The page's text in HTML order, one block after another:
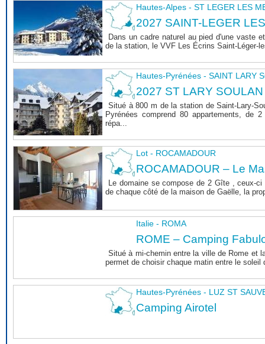
Hautes-Alpes - ST LEGER LES
2027 SAINT-LEGER
Dans un cadre naturel au pied d'une vaste
de la station, le VVF Les Écrins Saint-Léger-
Hautes-Pyrénées - SAINT LARY
2027 ST LARY SOULAN
Situé à 800 m de la station de Saint-Lary-
Pyrénées comprend 80 appartements, de
répa...
Lot - ROCAMADOUR
ROCAMADOUR – Le
Le domaine se compose de 2 Gîte , ceux-
de chaque côté de la maison de Gaëlle, la
Italie - ROMA
ROME – Camping
Situé à mi-chemin entre la ville de Rome et
permet de choisir chaque matin entre le soleil
Hautes-Pyrénées - LUZ ST
Camping Airotel